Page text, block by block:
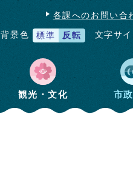
各課へのお問い合
背景色 標準 反転 文字サ
観光・文化 市